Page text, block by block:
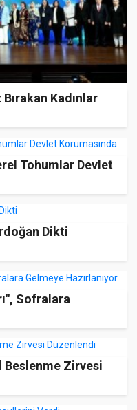
Kadınlar
Tohumlar Devlet
Dikti
Sofralara
Beslenme Zirvesi